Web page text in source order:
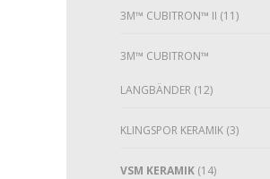
3M™ CUBITRON™ II (11)
3M™ CUBITRON™
LANGBÄNDER (12)
KLINGSPOR KERAMIK (3)
VSM KERAMIK (14)